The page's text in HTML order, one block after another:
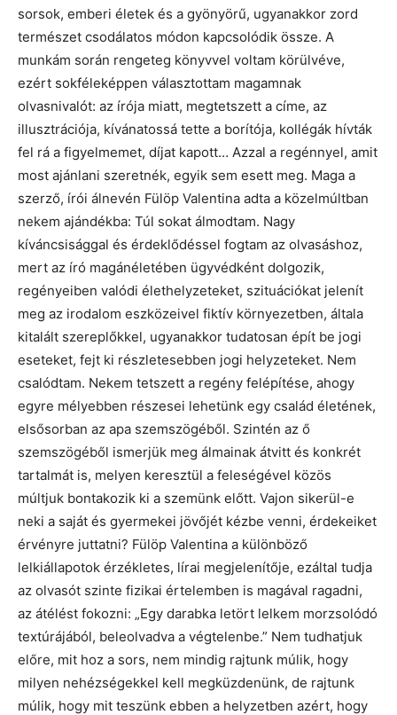
sorsok, emberi életek és a gyönyörű, ugyanakkor zord
természet csodálatos módon kapcsolódik össze. A
munkám során rengeteg könyvvel voltam körülvéve,
ezért sokféleképpen választottam magamnak
olvasnivalót: az írója miatt, megtetszett a címe, az
illusztrációja, kívánatossá tette a borítója, kollégák hívták
fel rá a figyelmemet, díjat kapott… Azzal a regénnyel, amit
most ajánlani szeretnék, egyik sem esett meg. Maga a
szerző, írói álnevén Fülöp Valentina adta a közelmúltban
nekem ajándékba: Túl sokat álmodtam. Nagy
kíváncsisággal és érdeklődéssel fogtam az olvasáshoz,
mert az író magánéletében ügyvédként dolgozik,
regényeiben valódi élethelyzeteket, szituációkat jelenít
meg az irodalom eszközeivel fiktív környezetben, általa
kitalált szereplőkkel, ugyanakkor tudatosan épít be jogi
eseteket, fejt ki részletesebben jogi helyzeteket. Nem
csalódtam. Nekem tetszett a regény felépítése, ahogy
egyre mélyebben részesei lehetünk egy család életének,
elsősorban az apa szemszögéből. Szintén az ő
szemszögéből ismerjük meg álmainak átvitt és konkrét
tartalmát is, melyen keresztül a feleségével közös
múltjuk bontakozik ki a szemünk előtt. Vajon sikerül-e
neki a saját és gyermekei jövőjét kézbe venni, érdekeiket
érvényre juttatni? Fülöp Valentina a különböző
lelkiállapotok érzékletes, lírai megjelenítője, ezáltal tudja
az olvasót szinte fizikai értelemben is magával ragadni,
az átélést fokozni: „Egy darabka letört lelkem morzsolódó
textúrájából, beleolvadva a végtelenbe.” Nem tudhatjuk
előre, mit hoz a sors, nem mindig rajtunk múlik, hogy
milyen nehézségekkel kell megküzdenünk, de rajtunk
múlik, hogy mit teszünk ebben a helyzetben azért, hogy